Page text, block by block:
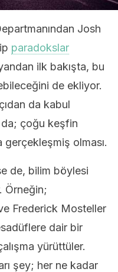
Josh
paradokslar
ilk bakışta, bu
de ekliyor.
da kabul
da; çoğu keşfin
gerçekleşmiş olması.
de, bilim böylesi
Örneğin;
Frederick Mosteller
dair bir
yürüttüler.
şey; her ne kadar